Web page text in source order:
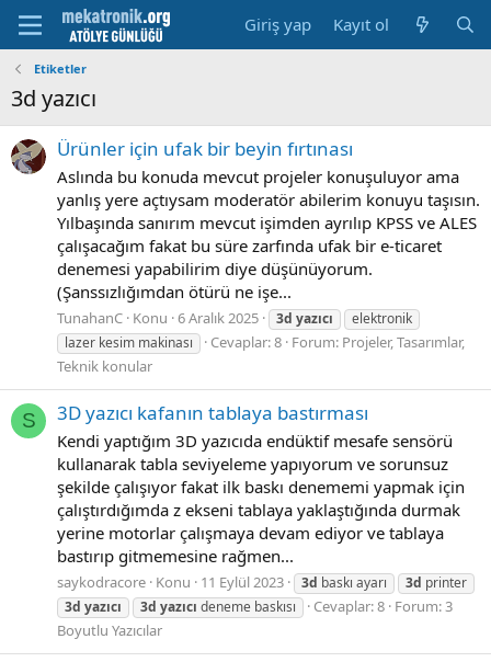
Giriş yap Kayıt ol
Etiketler
3d yazıcı
Ürünler için ufak bir beyin fırtınası
Aslında bu konuda mevcut projeler konuşuluyor ama
yanlış yere açtıysam moderatör abilerim konuyu taşısın.
Yılbaşında sanırım mevcut işimden ayrılıp KPSS ve ALES
çalışacağım fakat bu süre zarfında ufak bir e-ticaret
denemesi yapabilirim diye düşünüyorum.
(Şanssızlığımdan ötürü ne işe...
TunahanC Konu 6 Aralık 2025 3d yazıcı
elektronik
lazer kesim makinası
Cevaplar: 8 Forum: Projeler, Tasarımlar,
Teknik konular
S 3D yazıcı kafanın tablaya bastırması
Kendi yaptığım 3D yazıcıda endüktif mesafe sensörü
kullanarak tabla seviyeleme yapıyorum ve sorunsuz
şekilde çalışıyor fakat ilk baskı denememi yapmak için
çalıştırdığımda z ekseni tablaya yaklaştığında durmak
yerine motorlar çalışmaya devam ediyor ve tablaya
bastırıp gitmemesine rağmen...
saykodracore Konu 11 Eylül 2023 3d baskı ayarı 3d printer
3d yazıcı 3d yazıcı deneme baskısı Cevaplar: 8 Forum:3
Boyutlu Yazıcılar